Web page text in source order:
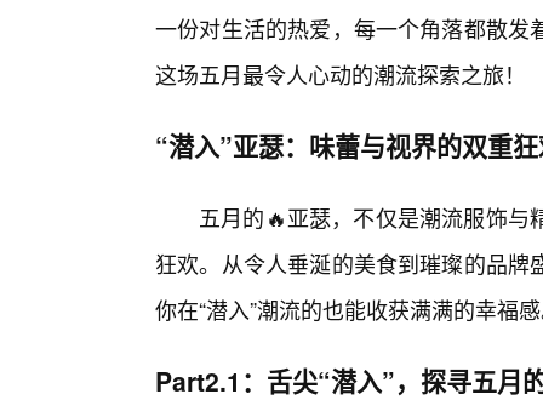
一份对生活的热爱，每一个角落都散
这场五月最令人心动的潮流探索之旅！
“潜入”亚瑟：味蕾与视界的双重
五月的🔥亚瑟，不仅是潮流服饰
狂欢。从令人垂涎的美食到璀璨的品
你在“潜入”潮流的也能收获满满的幸福
Part2.1：舌尖“潜入”，探寻五月